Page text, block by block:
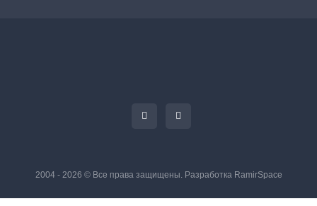
2004 - 2026 © Все права защищены. Разработка RamirSpace